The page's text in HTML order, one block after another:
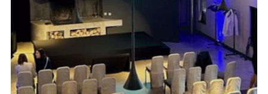
18 rue Michelet